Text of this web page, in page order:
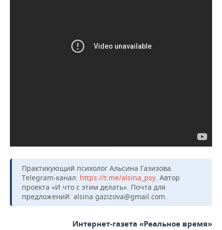
Практикующий психолог Альсина Газизова.
Telegram-канал: https://t.me/alsina_psy. Автор
проекта «И что с этим делать». Почта для
предложений: alsina.gazizova@gmail.com.
Интернет-газета «Реальное время»